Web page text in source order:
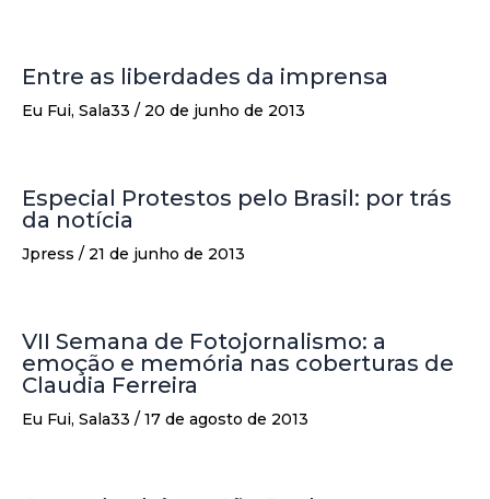
Entre as liberdades da imprensa
Eu Fui, Sala33 / 20 de junho de 2013
Especial Protestos pelo Brasil: por trás
da notícia
Jpress / 21 de junho de 2013
VII Semana de Fotojornalismo: a
emoção e memória nas coberturas de
Claudia Ferreira
Eu Fui, Sala33 / 17 de agosto de 2013